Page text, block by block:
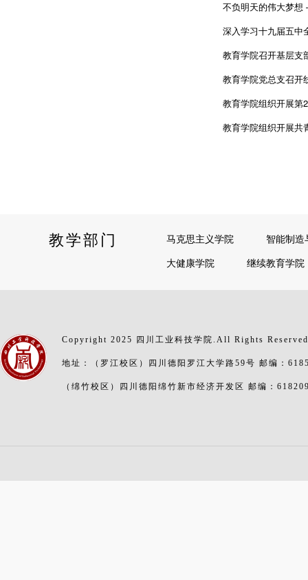
不负明天的伟大梦
深入学习十九届五中
教育学院召开基层支
教育学院党总支召开
教育学院组织开展第
教育学院组织开展共
教学部门 马克思主义学院
智能制造
大健康学院
继续教育学院
Copyright 2025 四川工业科技学院.All Rights
地址：（罗江校区）四川德阳罗江大学路59号 邮编：
（绵竹校区）四川德阳绵竹新市经济开发区 邮编：